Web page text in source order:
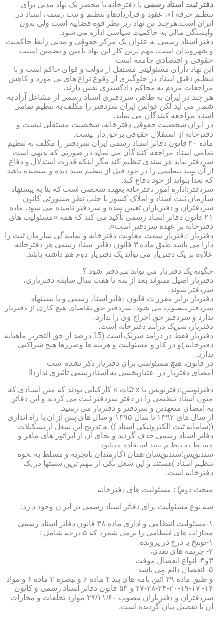
دفتر ثبت اسناد رسمی یا دفترخانه یا محضر یک نهاد مدنی برای
تنظیم حرفه ای عقود و قراردادهاو تنظیم و ثبت رسمی اسناد در
ایران است.هرچند این نهاد زیر نظر قوه قضاییه است ولی بدون
وابستگی مالی به حاکمیت سیاسی اداره می شود.
دفتر اسناد رسمی به عنوان یک مرکز حقوقی و مدنی رابط حاکمیت
و شهروندان است، مهم ترین کار این نهاد تأمین و تضمین امنیت
حقوقی و اقتصادی جامعه است.
این نهاد دارای مسئولیتی مستقل از دولت و قوای حاکم است و با
تنظیم دقیق اسناد در جلوگیری از وقوع نزاع های بی مورد و کاهش
مراجعات مردم به محاکم دادگستری نقش دارند.
هر چند در ایران به ظاهر، سردفتری اسناد رسمی از مشاغل آزاد به
شمار می آید لکن قوانین ایران سردفتر را مکلف به تنظیم تمامی
اسناد مراجعه کنندگان می نماید.
در ایران شخصیت حقوقی دفترخانه، شخصیت مستقلی نیست و
دفترخانه از استقلال حقوقی برخوردار نیست.
ماده ۳۰ قانون دفاتر اسناد رسمی ایران سردفتر را مکلف به تنظیم
تمامی اسناد مراجعه کنندگان می نماید در صورتی که بدیهی است
سردفتر نباید هر سندی تنظیم کند مگر اینکه قدرت استدلال و دفاع
از آن سند تنظیمی را در خود قبل از تنظیم سند دیده و سنجیده باشد
که بعداً بتواند از خود دفاع کند.
سردفتر:اداره امور دفترخانه بعهده شخصی است که بنا به پیشنهاد
سازمان ثبت اسناد و املاک کشور با جلب نظر مشورتی کانون
سردفتران و دفتریاران تعیین شده و سردفتر نامیده می شود. ماده
۲۱ قانون دفاتر اسناد رسمی تأکید می کند که همه «مسئولیت های
دفترخانه بر عهده سردفتر است».
دفتریار :دفتریار سمت معاونت دفترخانه و نمایندگی سازمان ثبت را
دارا می باشد.طبق ماده ۳ قانون دفاتر اسناد رسمی هر دفترخانه
علاوه بر یک دفتریار می تواند یک دفتریار دوم هم داشته باشد.
چگونه یک دفتریار می تواند سردفتر شود ؟
دفتریار اصیل میتواند بعد از سه یا هفت سال سابقه دفتریاری،
سردفتر شوند.
دفتریار برابر مقررات قانون دفاتر اسناد رسمی و با پیشنهاد
سردفترمنصوب می شود. سردفتر حق تقاضای هیچ کاری از دفتریار
ندارد و سردفتر حق اخراج وی را ندارد.
دفتریار، شریک درآمد دفترخانه است.
دفتریار فقط در درآمد شریک است (15 درصد از حق التحریر ماهیانه
دفترخانه )و در کار و مسئولیت و هزینه ها وضررها هیچ شراکتی
ندارد.
در قانون، هیچ مسئولیتی برای دفتریار ذکر نشده است.
امضای دفتریار در اعتباربخشی به اسنادرسمی تأثیری ندارد!!
دفترنویس:دفترنویس یا « ثبّات » کارکنانی بودند که متن اسنادی که
متون اسناد تنظیمی را در دفتر سردفتر ثبت می کردند و این دفاتر
به امضای متعهدین و سردفتر و دفتریار می رسید.
از سال های ۱۳۹۲ تا سال ۱۳۹۵ و سال های پس از آن با راه اندازی
((سامانه ثبت الکترونیکی اسناد )) به تدریج این شغل از تشکیلات
دفاتر اسناد رسمی حذف گردید و بجای آن از اپراتور های ماهر و
مسلط به تنظیم سند استفاده میشود.
سندنویس:سندنویسان همان (کارمندان باتجربه و مسلط به نحوه
تنظیم اسناد )هستند و این شغل یکی از مهم ترین سمتها در یک
دفترخانه است.
مبحث دوم) : مسئولیت های دفترخانه
سه نوع مسئولیت برای دفاتر اسناد رسمی در ایران وجود دارد:
۱-مسئولیت انتظامی و اداری ماده ۳۸ قانون دفاتر اسناد رسمی
مجازات های انتظامی را برمی شمرد که ۵ درجه شامل :
۱-توبیخ با درج در پرونده،
۲- جریمه های نقدی،
۳و۴- انواع انفصال موقت
۵- انفصال دائم می باشد
و طبق ماده ۲۹ آئین نامه های بند ۴ ماده ۶ و تبصره ۲ ماده ۶ و مواد
۱۴- ۱۷-۱۹-۲۰-۲۴-۲۸-۳۷ و ۵۳ قانون دفاتر اسناد رسمی و کانون
سردفتران و دفتریاران مصوب ۲۷/۱۱/۶۰ موارد تخلفات و مجازات
آن با تفصیل بیان گردیده است.